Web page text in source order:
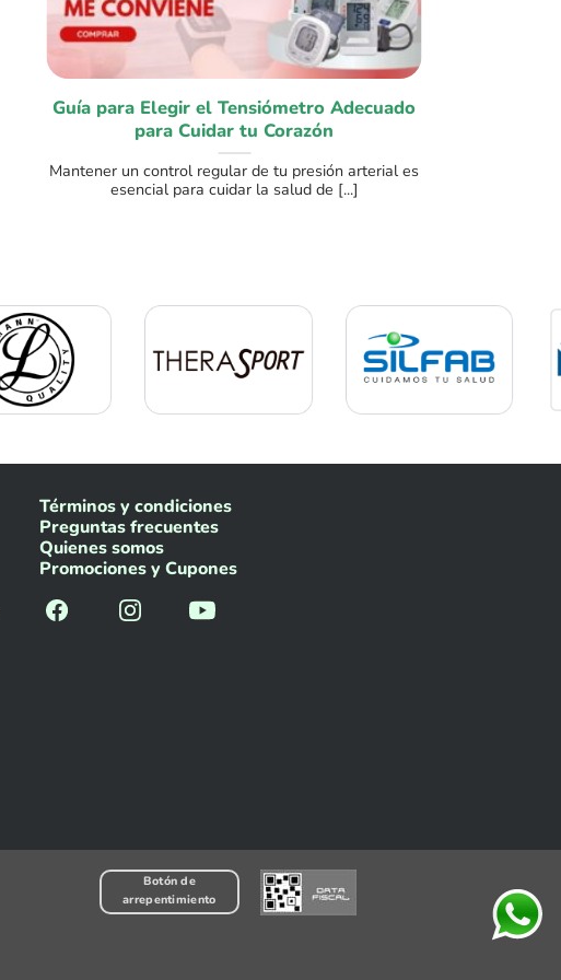
Guía para Elegir el Tensiómetro Adecuado
para Cuidar tu Corazón
Mantener un control regular de tu presión arterial es
esencial para cuidar la salud de [...]
Términos y condiciones
Preguntas frecuentes
Quienes somos
Promociones y Cupones
Botón de
arrepentimiento